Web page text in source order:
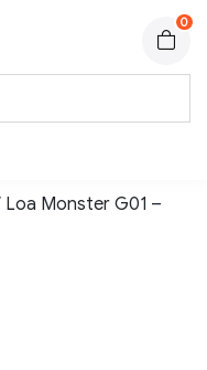
0
Loa Monster G01 –